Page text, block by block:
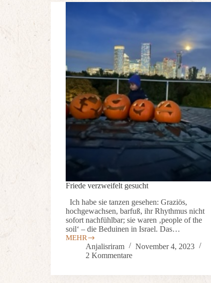
Friede verzweifelt gesucht
Ich habe sie tanzen gesehen: Graziös,
hochgewachsen, barfuß, ihr Rhythmus nicht
sofort nachfühlbar; sie waren ‚people of the
soil‘ – die Beduinen in Israel. Das…
MEHR
Anjalisriram
November 4, 2023
2 Kommentare